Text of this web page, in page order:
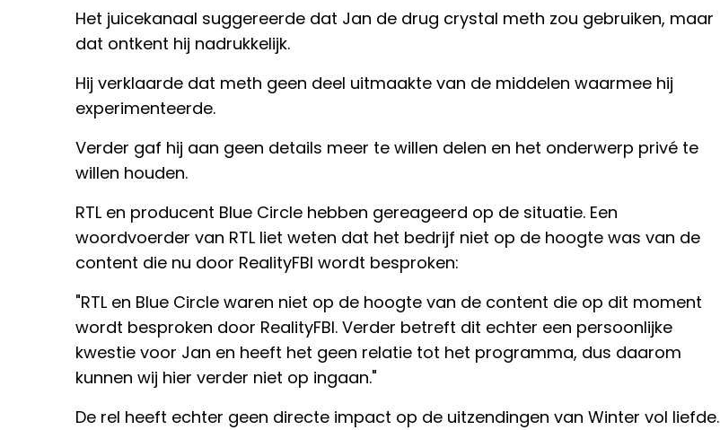
Het juicekanaal suggereerde dat Jan de drug crystal meth zou gebruiken, maar
dat ontkent hij nadrukkelijk.
Hij verklaarde dat meth geen deel uitmaakte van de middelen waarmee hij
experimenteerde.
Verder gaf hij aan geen details meer te willen delen en het onderwerp privé te
willen houden.
RTL en producent Blue Circle hebben gereageerd op de situatie. Een
woordvoerder van RTL liet weten dat het bedrijf niet op de hoogte was van de
content die nu door RealityFBI wordt besproken:
"RTL en Blue Circle waren niet op de hoogte van de content die op dit moment
wordt besproken door RealityFBI. Verder betreft dit echter een persoonlijke
kwestie voor Jan en heeft het geen relatie tot het programma, dus daarom
kunnen wij hier verder niet op ingaan."
De rel heeft echter geen directe impact op de uitzendingen van Winter vol liefde.